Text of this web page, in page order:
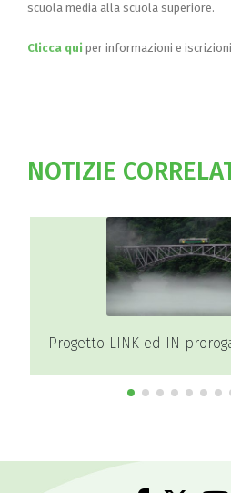
scuola media alla scuola superiore.
Clicca qui per informazioni e
NOTIZIE
Progetto LINK ed IN